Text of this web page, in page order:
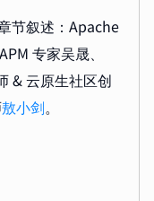
节叙述：Apache
专家吴晟、
& 云原生社区创
敖小剑。